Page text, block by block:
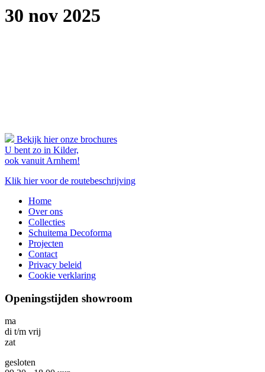
30 nov 2025
Bekijk hier onze brochures
U bent zo in Kilder,
ook vanuit Arnhem!
Klik hier voor de routebeschrijving
Home
Over ons
Collecties
Schuitema Decoforma
Projecten
Contact
Privacy beleid
Cookie verklaring
Openingstijden showroom
ma
di t/m vrij
zat
gesloten